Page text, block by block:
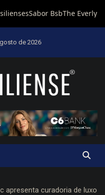
de 2026
trabalha por Brasília
apresenta curadoria de luxo